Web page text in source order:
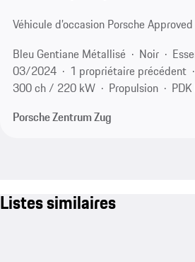
Véhicule d’occasion Porsche Approved
Bleu Gentiane Métallisé
Noir
03/2024
1 propriétaire précédent
300 ch / 220 kW
Propulsion
Porsche Zentrum Zug
Listes similaires